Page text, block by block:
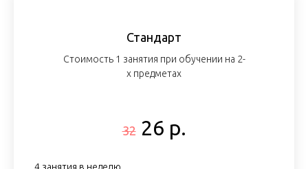
Стандарт
Стоимость 1 занятия при обучении на 2-
х предметах
3226 р.